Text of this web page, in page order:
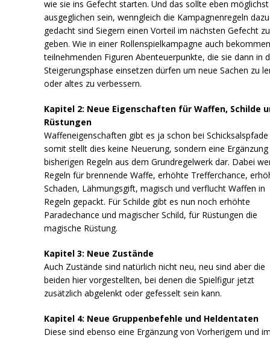
wie sie ins Gefecht starten. Und das sollte eben möglichst
ausgeglichen sein, wenngleich die Kampagnenregeln dazu
gedacht sind Siegern einen Vorteil im nächsten Gefecht zu
geben. Wie in einer Rollenspielkampagne auch
teilnehmenden Figuren Abenteuerpunkte, die sie dann in
Steigerungsphase einsetzen dürfen um neue Sachen zu
oder altes zu verbessern.
Kapitel 2: Neue Eigenschaften für Waffen, Schilde
Rüstungen
Waffeneigenschaften gibt es ja schon bei
somit stellt dies keine Neuerung, sondern eine
bisherigen Regeln aus dem Grundregelwerk dar. Dabei
Regeln für brennende Waffe, erhöhte Trefferchance,
Schaden, Lähmungsgift, magisch und verflucht Waffen in
Regeln gepackt. Für Schilde gibt es nun noch erhöhte
Paradechance und magischer Schild, für Rüstungen die
magische Rüstung.
Kapitel 3: Neue Zustände
Auch Zustände sind natürlich nicht neu, neu sind aber die
beiden hier vorgestellten, bei denen die Spielfigur jetzt
zusätzlich abgelenkt oder gefesselt sein kann.
Kapitel 4: Neue Gruppenbefehle und Heldentaten
Diese sind ebenso eine Ergänzung von Vorherigem und